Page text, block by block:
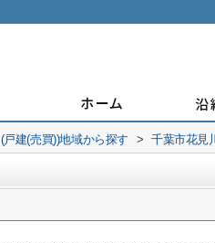
(戸建(売買))地域から探す > 千葉市花見